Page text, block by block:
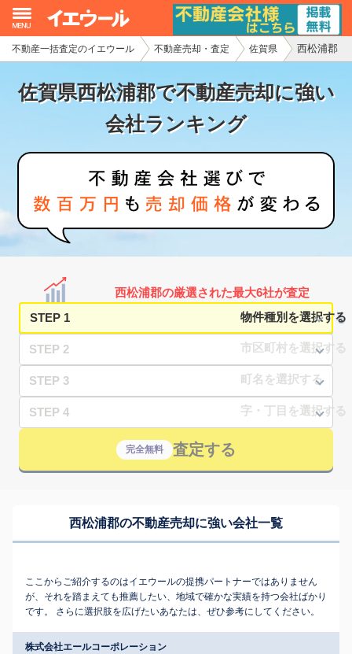
不動産一括査定のイエウール 不動産売却・査定 佐賀県 西松浦郡
佐賀県西松浦郡で不動産売却に強い
会社ランキング
西松浦郡の厳選された最大6社が査定
STEP 1
STEP 2
STEP 3
STEP 4
完全無料 査定する
西松浦郡の不動産売却に強い会社一覧
ここからご紹介するのはイエウールの提携パートナーではありません
が、それを踏まえても推薦したい、地域で確かな実績を持つ会社ばかり
です。 さらに選択肢を広げたいあなたは、ぜひ参考にしてください。
株式会社エールコーポレーション
イエウール加盟希望の不動産会社様
初めての方へ
不動産の売却・一括査定
家査定シミュレーター
お問い合わせ